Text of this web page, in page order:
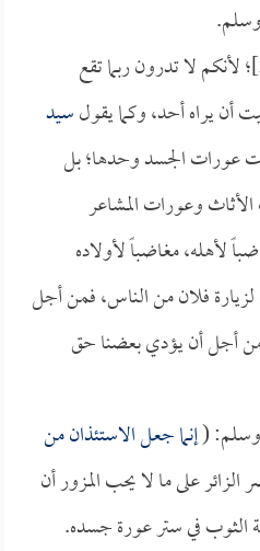
[النور:27]؛ لأنكم لا تدرون ربما تقع
أن يراه أحد، وكما يقولسيد
عورات الجسد وحدها؛ بل
وعورات المشاعر
لأهله، مغاضباً لأولاده
فلان من الناس، فمن أجل
من أجل أن يؤدي بعضنا حق
وسلم: (إنما جعل الاستئذان من
على ما لا يحب المزور أن
الثوب في ستر عورة جسده.